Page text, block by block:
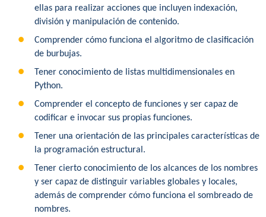
ellas para realizar acciones que incluyen indexación,
división y manipulación de contenido.
Comprender cómo funciona el algoritmo de clasificación
de burbujas.
Tener conocimiento de listas multidimensionales en
Python.
Comprender el concepto de funciones y ser capaz de
codificar e invocar sus propias funciones.
Tener una orientación de las principales características de
la programación estructural.
Tener cierto conocimiento de los alcances de los nombres
y ser capaz de distinguir variables globales y locales,
además de comprender cómo funciona el sombreado de
nombres.